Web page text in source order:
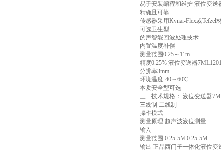
易于安装编程和维护 液位变送
精确且可靠
传感器采用Kynar-Flex或Tefzel
可选卫生型
的声智能回波处理技术
内置温度补偿
测量范围0.25～11m
精度0.25% 液位变送器
分辨率3mm
环境温度-40～60℃
本质安全型可选
三、技术规格： 液位变送器
三线制 二线制
操作模式
测量原理 超声波液位测量
输入
测量范围 0.25-5M 0.25-5M
输出 正品西门子一体化液位变